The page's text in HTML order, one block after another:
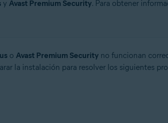
y Avast Premium Security. Para obtener
o Avast Premium Securityno funcionan
la instalación para resolver los siguientes